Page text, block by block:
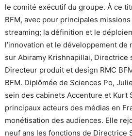
le comité exécutif du groupe. À ce
BFM, avec pour principales
streaming; la définition et le
l’innovation et le développement
sur Abiramy Krishnapillai, Directrice
Directeur produit et design RMC
BFM. Diplômée de Sciences Po,
sein des cabinets Accenture et Kurt
principaux acteurs des médias en
monétisation des audiences. Elle
neuf ans les fonctions de Directrice